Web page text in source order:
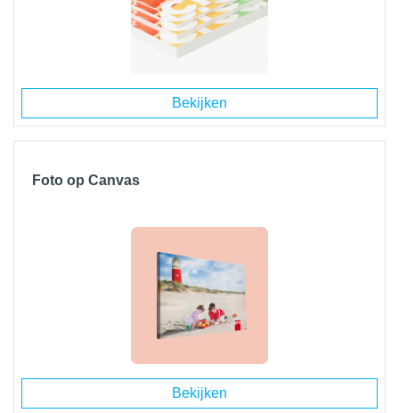
Bekijken
Foto op Canvas
Bekijken